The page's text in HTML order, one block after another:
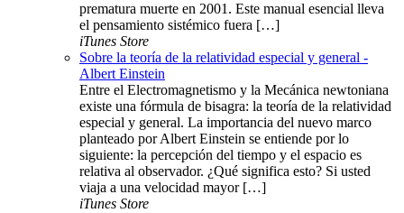
prematura muerte en 2001. Este manual esencial lleva
el pensamiento sistémico fuera […]
iTunes Store
Sobre la teoría de la relatividad especial y general -
Albert Einstein
Entre el Electromagnetismo y la Mecánica newtoniana
existe una fórmula de bisagra: la teoría de la relatividad
especial y general. La importancia del nuevo marco
planteado por Albert Einstein se entiende por lo
siguiente: la percepción del tiempo y el espacio es
relativa al observador. ¿Qué significa esto? Si usted
viaja a una velocidad mayor […]
iTunes Store